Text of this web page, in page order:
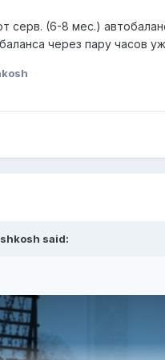
серв. (6-8 мес.)
через пару часов
said: